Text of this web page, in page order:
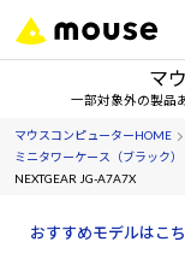
マ
一部対象外の製品
マウスコンピューターHOME
ミニタワーケース（ブラック）
NEXTGEAR JG-A7A7X
おすすめモデルはこ